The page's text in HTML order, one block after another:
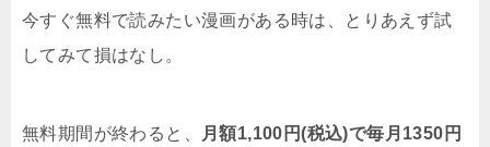
今すぐ無料で読みたい漫画がある時は、とりあえず試
してみて損はなし。
無料期間が終わると、
月額1,100円(税込)で毎月1350円